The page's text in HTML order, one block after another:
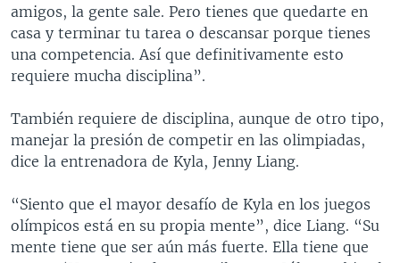
amigos, la gente sale. Pero tienes que quedarte en
casa y terminar tu tarea o descansar porque tienes
una competencia. Así que definitivamente esto
requiere mucha disciplina”.
También requiere de disciplina, aunque de otro tipo,
manejar la presión de competir en las olimpiadas,
dice la entrenadora de Kyla, Jenny Liang.
“Siento que el mayor desafío de Kyla en los juegos
olímpicos está en su propia mente”, dice Liang. “Su
mente tiene que ser aún más fuerte. Ella tiene que